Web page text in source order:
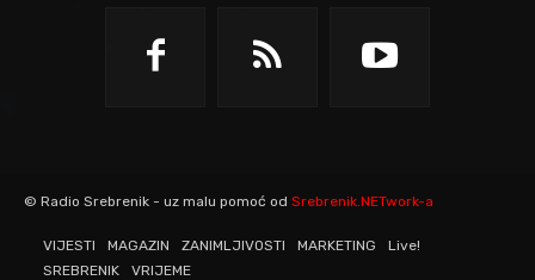
© Radio Srebrenik - uz malu pomoć od Srebrenik.NETwork-a
VIJESTI MAGAZIN ZANIMLJIVOSTI MARKETING
Live!
SREBRENIK
VRIJEME